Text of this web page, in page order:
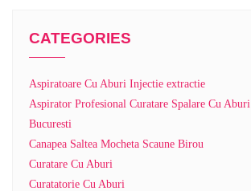
CATEGORIES
Aspiratoare Cu Aburi Injectie extractie
Aspirator Profesional Curatare Spalare Cu Aburi
Bucuresti
Canapea Saltea Mocheta Scaune Birou
Curatare Cu Aburi
Curatatorie Cu Aburi